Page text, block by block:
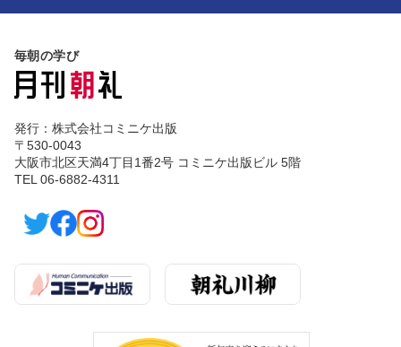
毎朝の学び
発行：株式会社コミニケ出版
〒530-0043
大阪市北区天満4丁目1番2号 コミニケ出版ビル 5階
TEL 06-6882-4311